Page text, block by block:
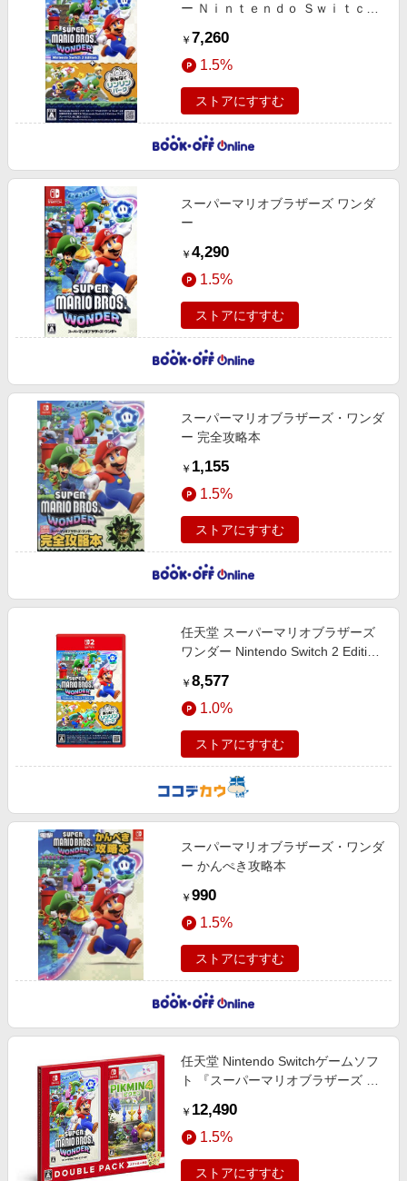
ー Ｎｉｎｔｅｎｄｏ Ｓｗｉｔｃｈ
リンパーク
￥ 7,260
1.5%
ストアにすすむ
スーパーマリオブラザーズ ワンダ
ー
￥ 4,290
1.5%
ストアにすすむ
スーパーマリオブラザーズ・ワンダ
ー 完全攻略本
￥ 1,155
1.5%
ストアにすすむ
任天堂 スーパーマリオブラザーズ
ワンダー Nintendo Switch 2 Edition
AQMXB
￥ 8,577
1.0%
ストアにすすむ
スーパーマリオブラザーズ・ワンダ
ー かんぺき攻略本
￥ 990
1.5%
ストアにすすむ
任天堂 Nintendo Switchゲームソフ
ト 『スーパーマリオブラザーズ ワ
HAC-R-ZAAGA
￥ 12,490
1.5%
ストアにすすむ